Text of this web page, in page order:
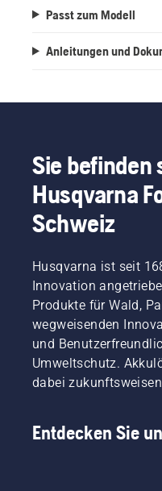
Passt zum Modell
Anleitungen und
Sie befinden
Husqvarna
Schweiz
Husqvarna ist seit
Innovation
Produkte für Wald,
wegweisenden
und
Umweltschutz.
dabei
Entdecken Sie